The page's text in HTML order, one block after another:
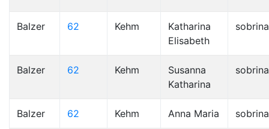
Balzer 62 Kehm
Katharina
Elisabeth
sobrina
Balzer 62 Kehm
Susanna
Katharina
sobrina
Balzer 62 Kehm Anna Maria sobrina